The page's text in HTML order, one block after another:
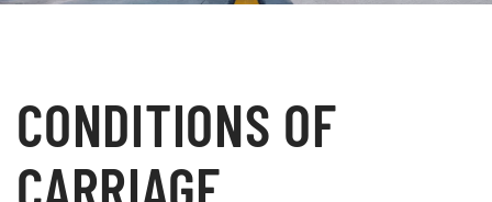
CONDITIONS OF